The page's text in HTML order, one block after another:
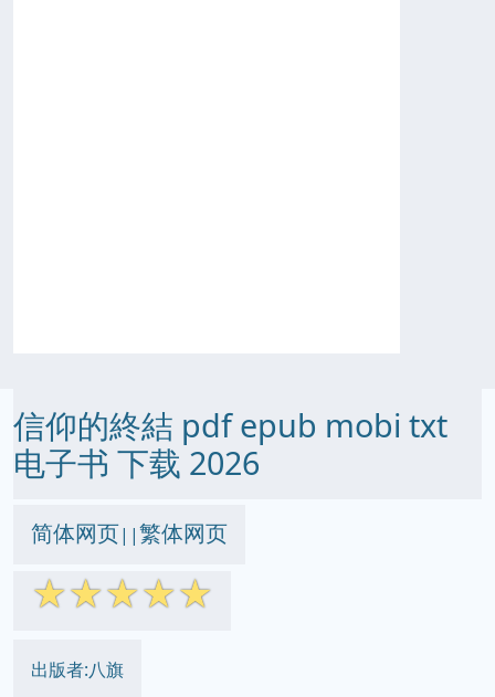
信仰的終結 pdf epub mobi txt
电子书 下载 2026
简体网页||繁体网页
☆☆☆☆☆
出版者:八旗